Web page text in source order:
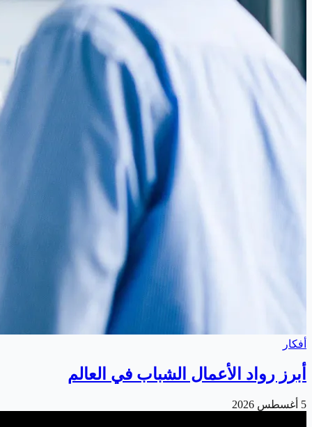
أفكار
أبرز رواد الأعمال الشباب في العالم
5 أغسطس 2026